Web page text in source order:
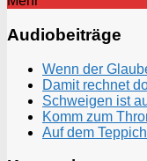
Audiobeiträge
Wenn der
Damit rechnet
Schweigen ist
Komm zum
Auf dem